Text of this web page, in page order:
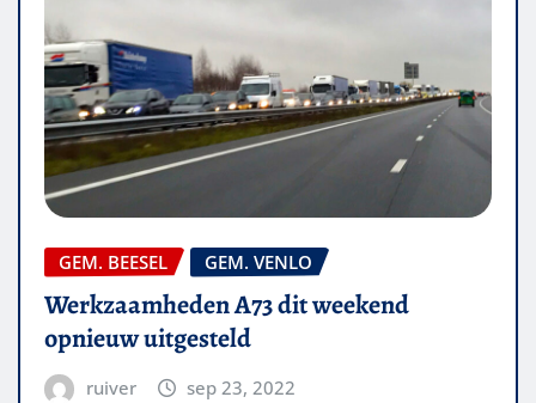
GEM. BEESEL GEM. VENLO
Werkzaamheden A73 dit weekend
opnieuw uitgesteld
ruiver sep 23, 2022